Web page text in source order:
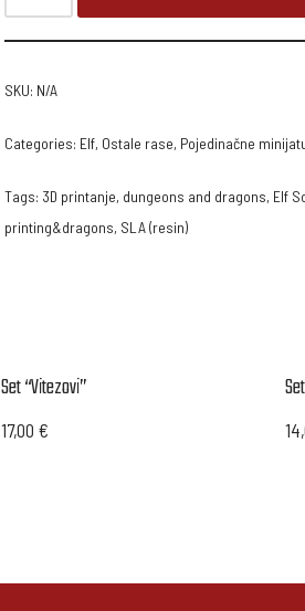
SKU: N/A
Categories: Elf, Ostale rase, Pojedinačne
Tags: 3D printanje, dungeons and dragons, Elf
printing&dragons, SLA (resin)
Set “Vitezovi”
17,00 €